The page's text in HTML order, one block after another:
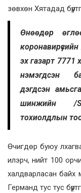
зөвхөн Хятадад
Өнөөдөр
эх газарт 7771
дэгдсэн
шинжийн /
тохиолдлын
Өчигдөр буюу
илэрч, нийт 100
халдварласан байх
Германд тус тус